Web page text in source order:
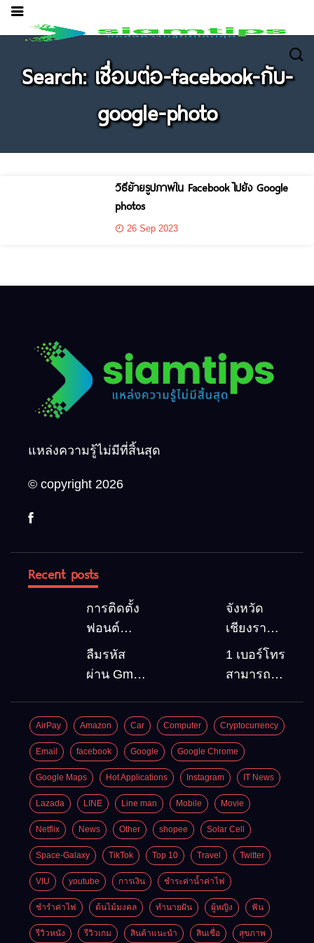
Search: เชื่อมต่อ-facebook-กับ-
google-photo
วิธีย้ายรูปภาพใน Facebook ไปยัง Google
photos
26 Sep 2023
แหล่งความรู้ไม่มีที่สิ้นสุด
© copyright 2026
Recent posts
การติดตั้ง
ฟอนต์
(Font)
ลงบน
จังหวัด
เชียงราย 5
สถานที่
ท่องเที่ยว
ลืมรหัส
ผ่าน Gmail
Google
account
อัพเดต
ล่าสุด
1 เบอร์โทร
สามารถ
Gmail
บัญชีใหม่
ได้กี่ครั้ง?
กี่บัญชี ?
AirPay Amazon Car Computer Cryptocurrency
Email facebook Google Google Chrome
Google Maps Hot Applications Instagram IT News
Lazada LINE Line man Mobile Movie
Netflix News Other shopee Solar Cell
Space-Galaxy TikTok Top 10 Travel Twitter
VIU youtube การเงิน ชำระค่าน้ำค่าไฟ
ชำรำค่าไฟ ต้นไม้มงคล ทำนายฝัน ผู้หญิง ฟัน
รีวิวหนัง รีวิวเกม สินค้าแนะนำ สินเชื่อ สุขภาพ